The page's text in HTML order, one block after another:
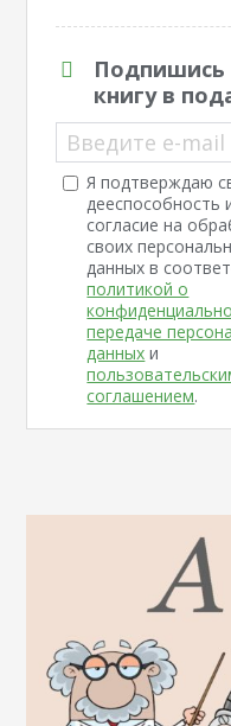
Подпишись
книгу в
Введите e-mail
Я подтверждаю
дееспособность
согласие на
своих
данных в
политикой о
передаче
данных и
соглашением.